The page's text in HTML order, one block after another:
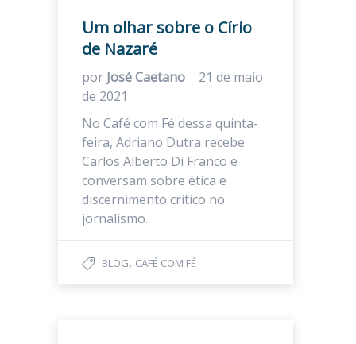
Um olhar sobre o Círio
de Nazaré
por José Caetano
21 de maio
de 2021
No Café com Fé dessa quinta-
feira, Adriano Dutra recebe
Carlos Alberto Di Franco e
conversam sobre ética e
discernimento crítico no
jornalismo.
BLOG, CAFÉ COM FÉ